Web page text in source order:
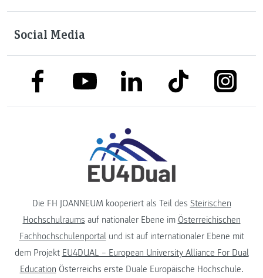
Social Media
link to facebooklink to youtubelink to linkedinlink to tiktok link to
Die FH JOANNEUM kooperiert als Teil des Steirischen
Hochschulraums auf nationaler Ebene im Österreichischen
Fachhochschulenportalund ist auf internationaler Ebene mit
dem Projekt EU4DUAL – European University Alliance For Dual
Education Österreichs erste Duale Europäische Hochschule.